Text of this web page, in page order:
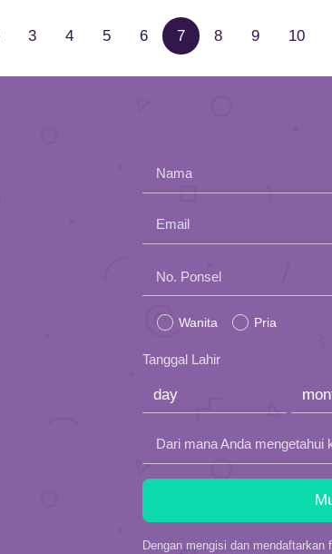
3 4 5 6 7 8 9 10
Nama
Email
Please
field
empty.
No. Ponsel
Wanita Pria
Tanggal Lahir
Dari mana Anda mengetahui
Dengan mengisi dan